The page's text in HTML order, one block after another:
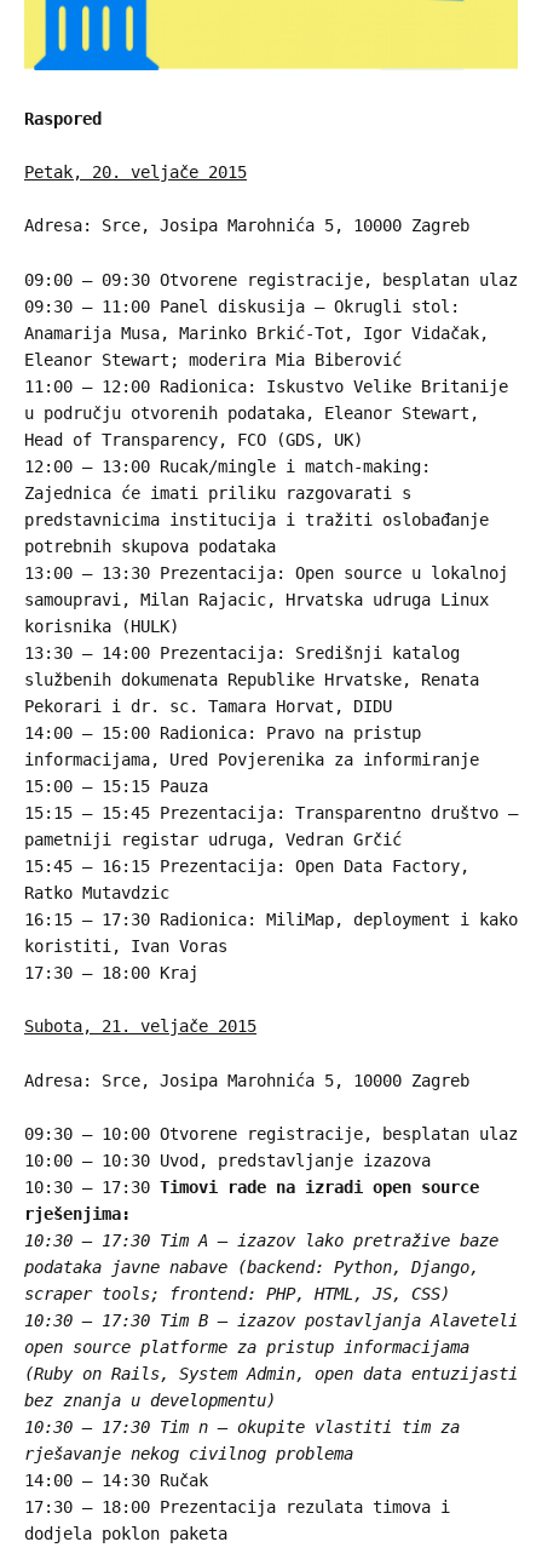
Raspored
Petak, 20. veljače 2015
Adresa: Srce, Josipa Marohnića 5, 10000 Zagreb
09:00 – 09:30 Otvorene registracije, besplatan ulaz
09:30 – 11:00 Panel diskusija – Okrugli stol:
Anamarija Musa, Marinko Brkić-Tot, Igor Vidačak,
Eleanor Stewart; moderira Mia Biberović
11:00 – 12:00 Radionica: Iskustvo Velike Britanije
u području otvorenih podataka, Eleanor Stewart,
Head of Transparency, FCO (GDS, UK)
12:00 – 13:00 Rucak/mingle i match-making:
Zajednica će imati priliku razgovarati s
predstavnicima institucija i tražiti oslobađanje
potrebnih skupova podataka
13:00 – 13:30 Prezentacija: Open source u lokalnoj
samoupravi, Milan Rajacic, Hrvatska udruga Linux
korisnika (HULK)
13:30 – 14:00 Prezentacija: Središnji katalog
službenih dokumenata Republike Hrvatske, Renata
Pekorari i dr. sc. Tamara Horvat, DIDU
14:00 – 15:00 Radionica: Pravo na pristup
informacijama, Ured Povjerenika za informiranje
15:00 – 15:15 Pauza
15:15 – 15:45 Prezentacija: Transparentno društvo –
pametniji registar udruga, Vedran Grčić
15:45 – 16:15 Prezentacija: Open Data Factory,
Ratko Mutavdzic
16:15 – 17:30 Radionica: MiliMap, deployment i kako
koristiti, Ivan Voras
17:30 – 18:00 Kraj
Subota, 21. veljače 2015
Adresa: Srce, Josipa Marohnića 5, 10000 Zagreb
09:30 – 10:00 Otvorene registracije, besplatan ulaz
10:00 – 10:30 Uvod, predstavljanje izazova
10:30 – 17:30 Timovi rade na izradi open source
rješenjima:
10:30 – 17:30 Tim A – izazov lako pretražive baze
podataka javne nabave (backend: Python, Django,
scraper tools; frontend: PHP, HTML, JS, CSS)
10:30 – 17:30 Tim B – izazov postavljanja Alaveteli
open source platforme za pristup informacijama
(Ruby on Rails, System Admin, open data entuzijasti
bez znanja u developmentu)
10:30 – 17:30 Tim n – okupite vlastiti tim za
rješavanje nekog civilnog problema
14:00 – 14:30 Ručak
17:30 – 18:00 Prezentacija rezulata timova i
dodjela poklon paketa